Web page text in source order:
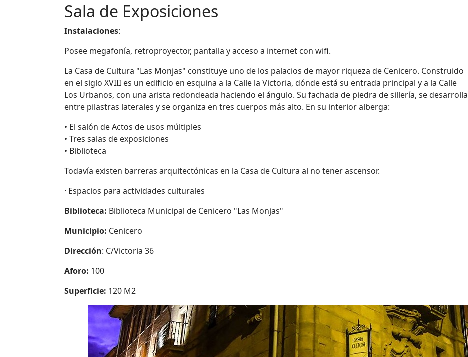
Sala de Exposiciones
Instalaciones:
Posee megafonía, retroproyector, pantalla y acceso a internet con wifi.
La Casa de Cultura "Las Monjas" constituye uno de los palacios de mayor riqueza de Cenicero. Construido
en el siglo XVIII es un edificio en esquina a la Calle la Victoria, dónde está su entrada principal y a la Calle
Los Urbanos, con una arista redondeada haciendo el ángulo. Su fachada de piedra de sillería, se desarrolla
entre pilastras laterales y se organiza en tres cuerpos más alto. En su interior alberga:
• El salón de Actos de usos múltiples
• Tres salas de exposiciones
• Biblioteca
Todavía existen barreras arquitectónicas en la Casa de Cultura al no tener ascensor.
· Espacios para actividades culturales
Biblioteca: Biblioteca Municipal de Cenicero "Las Monjas"
Municipio: Cenicero
Dirección: C/Victoria 36
Aforo: 100
Superficie: 120 M2